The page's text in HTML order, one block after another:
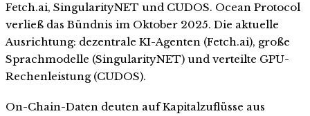
Fetch.ai, SingularityNET und CUDOS. Ocean Protocol
verließ das Bündnis im Oktober 2025. Die aktuelle
Ausrichtung: dezentrale KI-Agenten (Fetch.ai), große
Sprachmodelle (SingularityNET) und verteilte GPU-
Rechenleistung (CUDOS).
On-Chain-Daten deuten auf Kapitalzuflüsse aus